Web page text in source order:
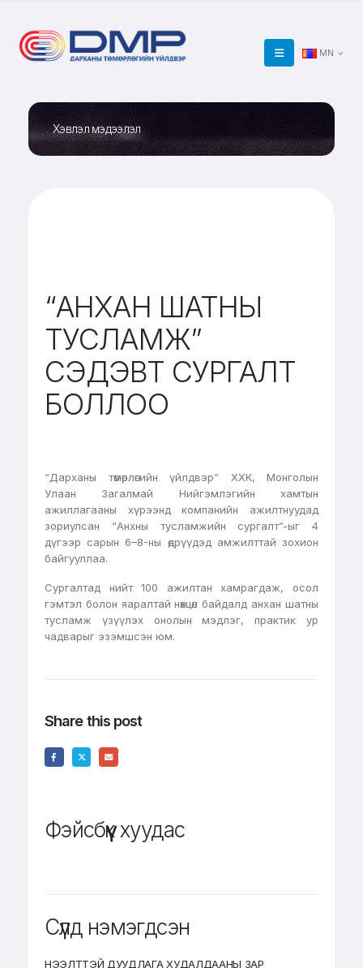
MN
Хэвлэл мэдээлэл
“АНХАН ШАТНЫ
ТУСЛАМЖ”
СЭДЭВТ СУРГАЛТ
БОЛЛОО
“Дарханы төмөрлөгийн үйлдвэр” ХХК, Монголын
Улаан Загалмай Нийгэмлэгийн хамтын
ажиллагааны хүрээнд компанийн ажилтнуудад
зориулсан “Анхны тусламжийн сургалт”-ыг 4
дүгээр сарын 6–8-ны өдрүүдэд амжилттай зохион
байгууллаа.
Сургалтад нийт 100 ажилтан хамрагдаж, осол
гэмтэл болон яаралтай нөхцөл байдалд анхан шатны
тусламж үзүүлэх онолын мэдлэг, практик ур
чадварыг эзэмшсэн юм.
Share this post
Фэйсбүүк хуудас
Сүүлд нэмэгдсэн
НЭЭЛТТЭЙ ДУУДЛАГА ХУДАЛДААНЫ ЗАР